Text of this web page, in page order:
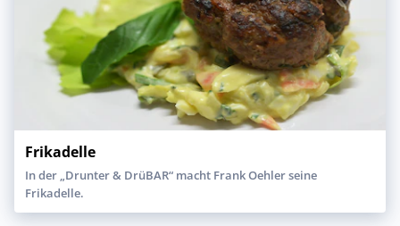
Frikadelle
In der „Drunter & DrüBAR“ macht Frank Oehler seine
Frikadelle.